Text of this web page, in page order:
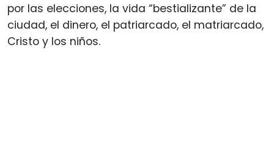
por las elecciones, la vida “bestializante” de la
ciudad, el dinero, el patriarcado, el matriarcado,
Cristo y los niños.